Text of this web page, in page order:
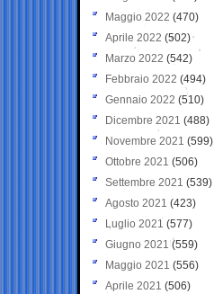
Maggio 2022 (470)
Aprile 2022 (502)
Marzo 2022 (542)
Febbraio 2022 (494)
Gennaio 2022 (510)
Dicembre 2021 (488)
Novembre 2021 (599)
Ottobre 2021 (506)
Settembre 2021 (539)
Agosto 2021 (423)
Luglio 2021 (577)
Giugno 2021(559)
Maggio 2021 (556)
Aprile 2021 (506)